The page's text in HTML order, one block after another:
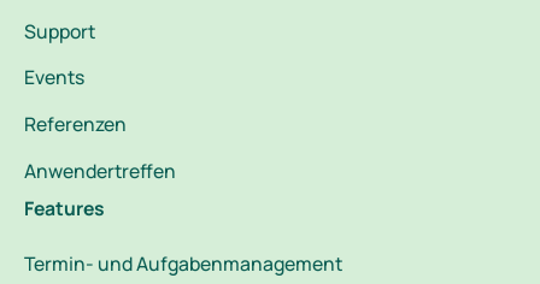
Support
Events
Referenzen
Anwendertreffen
Features
Termin- und Aufgabenmanagement